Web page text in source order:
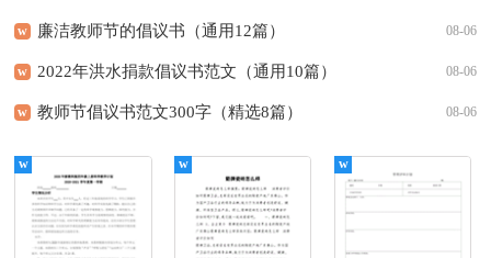
w 廉洁教师节的倡议书（通用12篇） 08-06
w 2022年洪水捐款倡议书范文（通用10篇） 08-06
w 教师节倡议书范文300字（精选8篇） 08-06